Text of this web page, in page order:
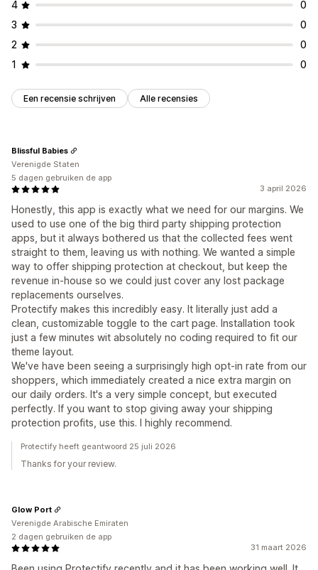
4
0
3
0
2
0
1
0
Een recensie schrijven Alle recensies
3 april 2026
Honestly, this app is exactly what we need for our margins. We
used to use one of the big third party shipping protection
apps, but it always bothered us that the collected fees went
straight to them, leaving us with nothing. We wanted a simple
way to offer shipping protection at checkout, but keep the
revenue in-house so we could just cover any lost package
replacements ourselves.
Protectify makes this incredibly easy. It literally just add a
clean, customizable toggle to the cart page. Installation took
just a few minutes wit absolutely no coding required to fit our
theme layout.
We've have been seeing a surprisingly high opt-in rate from our
shoppers, which immediately created a nice extra margin on
our daily orders. It's a very simple concept, but executed
perfectly. If you want to stop giving away your shipping
protection profits, use this. I highly recommend.
Blissful Babies
Verenigde Staten
5 dagen gebruiken de app
Protectify heeft geantwoord 25 juli 2026
Thanks for your review.
31 maart 2026
Glow Port
Verenigde Arabische Emiraten
2 dagen gebruiken de app